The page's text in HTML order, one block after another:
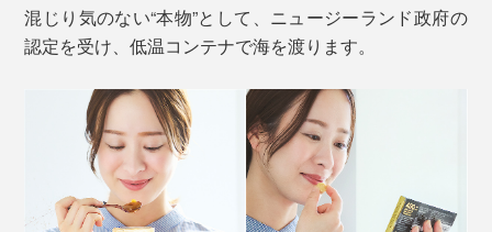
混じり気のない“本物”として、ニュージーランド政府の
認定を受け、低温コンテナで海を渡ります。